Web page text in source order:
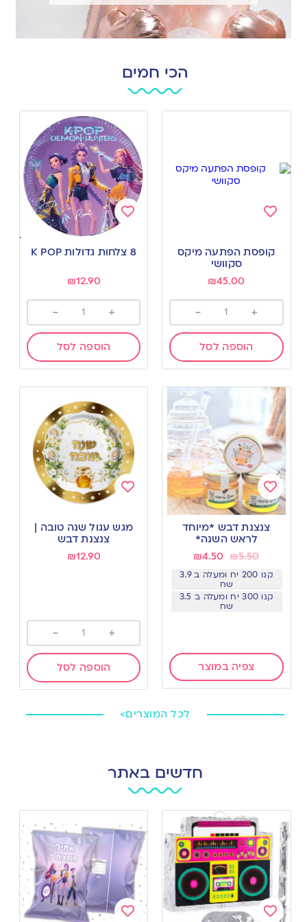
הכי חמים
to
wishlist
קופסת הפתעה מיקס
סקוושי
₪45.00
+
-
הוספה לסל
to
wishlist
8 צלחות גדולות K POP
₪12.90
+
-
הוספה לסל
Add
wishlist
צנצנת דבש *מיוחד
לראש השנה*
₪5.50
₪4.50
קנו 200 יח ומעלה ב 3.9
שח
קנו 300 יח ומעלה ב 3.5
שח
צפיה במוצר
to
wishlist
מגש עגול שנה טובה |
צנצנת דבש
₪12.90
+
-
הוספה לסל
לכל המוצרים>
חדשים באתר